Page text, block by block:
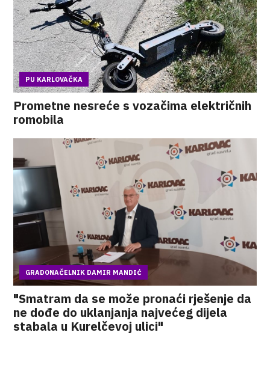
PU KARLOVAČKA
Prometne nesreće s vozačima električnih
romobila
GRADONAČELNIK DAMIR MANDIĆ
"Smatram da se može pronaći rješenje da
ne dođe do uklanjanja najvećeg dijela
stabala u Kurelčevoj ulici"